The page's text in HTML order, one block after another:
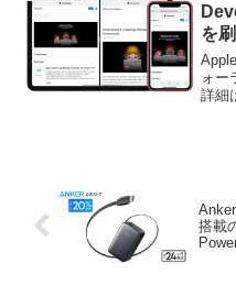
を
タ
ォー
詳細
搭載